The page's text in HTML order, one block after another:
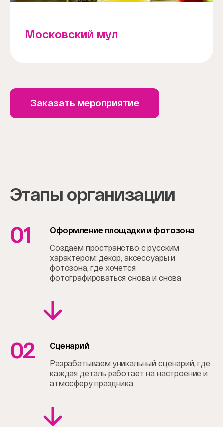
Московский мул
Заказать мероприятие
Этапы организации
01 Оформление площадки и фотозона
Создаем пространство с русским
характером: декор, аксессуары и
фотозона, где хочется
фотографироваться снова и снова
02 Сценарий
Разрабатываем уникальный сценарий, где
каждая деталь работает на настроение и
атмосферу праздника